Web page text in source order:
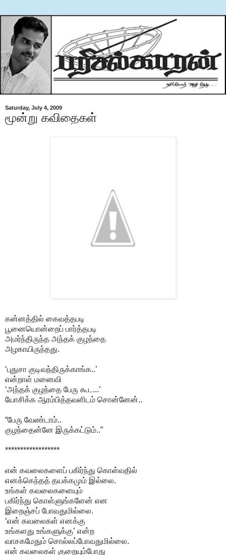
Saturday, July 4, 2009
மூன்று கவிதைகள்
கன்னத்தில் கைவத்தபடி
பூனையொன்றைப் பார்த்தபடி
அமர்ந்திருந்த அந்தக் குழந்தை
அழகாயிருந்தது.
‘புதுசா குடிவந்திருக்காங்க..’
என்றாள் மனைவி
‘அந்தக் குழந்தை பேரு கூட...’
யோசிக்க ஆரம்பித்தவளிடம் சொன்னேன்..
“பேரு வேண்டாம்..
குழந்தைன்னே இருக்கட்டும்..”
******************
என் கவலைகளைப் பகிர்ந்து கொள்வதில்
எனக்கெந்தத் தயக்கமும் இல்லை.
உங்கள் கவலைகளையும்
பகிர்ந்து கொள்ளுங்களேன் என
இறைஞ்சப் போவதுமில்லை.
‘என் கவலைகள் எனக்கு
உங்களது உங்களுக்கு’ என்ற
வாசகமேதும் சொல்லப்போவதுமில்லை.
என் கவலைகள் குறையும்போது